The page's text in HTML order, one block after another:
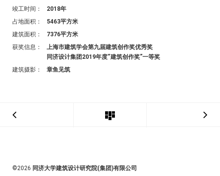
竣工时间：
2018年
占地面积：
5463平方米
建筑面积：
7376平方米
获奖信息：
上海市建筑学会第九届建筑创作奖优秀奖
同济设计集团2019年度“建筑创作奖”一等奖
建筑摄影：
章鱼见筑
©2026 同济大学建筑设计研究院(集团)有限公司